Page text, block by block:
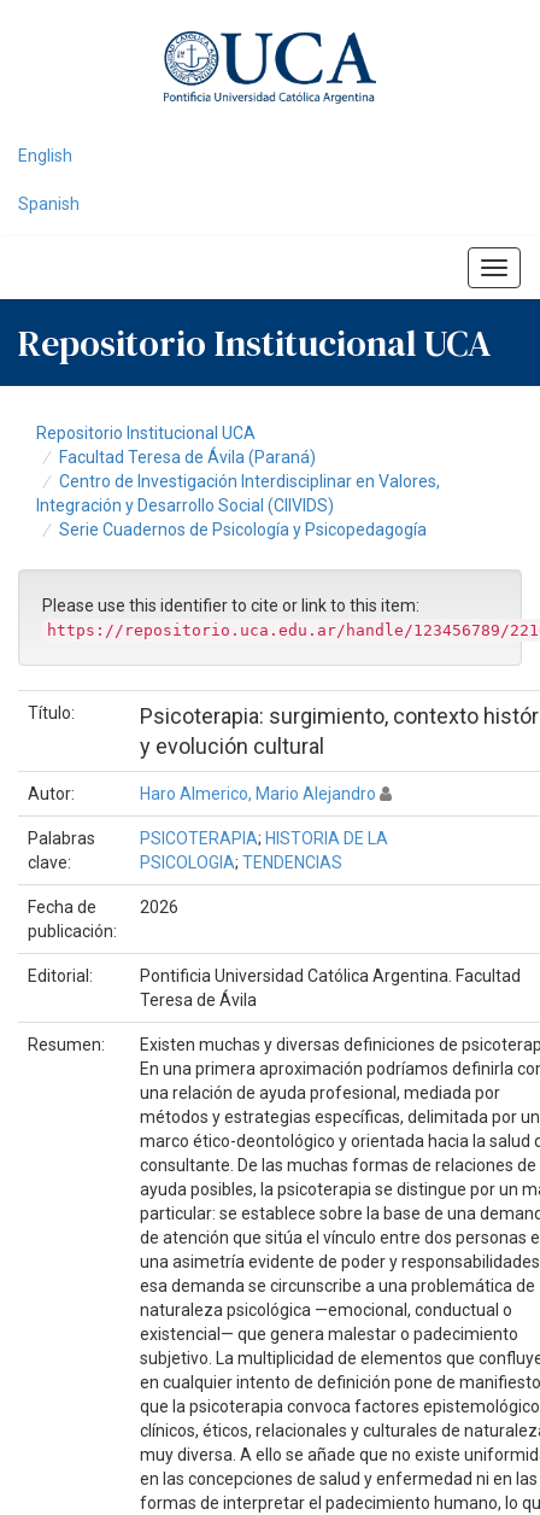
English
Spanish
Repositorio Institucional UCA
Repositorio Institucional UCA
Facultad Teresa de Ávila (Paraná)
Centro de Investigación Interdisciplinar en Valores,
Integración y Desarrollo Social (CIIVIDS)
Serie Cuadernos de Psicología y Psicopedagogía
Please use this identifier to cite or link to this item:
https://repositorio.uca.edu.ar/handle/123456789/
Título:
Psicoterapia: surgimiento, contexto
y evolución cultural
Autor: Haro Almerico, Mario Alejandro
Palabras
clave:
PSICOTERAPIA; HISTORIA DE LA
PSICOLOGIA; TENDENCIAS
Fecha de
publicación:
2026
Editorial:
Pontificia Universidad Católica Argentina. Facultad
Teresa de Ávila
Resumen:
Existen muchas y diversas definiciones de
En una primera aproximación podríamos definirla
una relación de ayuda profesional, mediada por
métodos y estrategias específicas, delimitada por un
marco ético-deontológico y orientada hacia la salud
consultante. De las muchas formas de relaciones de
ayuda posibles, la psicoterapia se distingue por un
particular: se establece sobre la base de una
de atención que sitúa el vínculo entre dos personas
una asimetría evidente de poder y
esa demanda se circunscribe a una problemática de
naturaleza psicológica —emocional, conductual o
existencial— que genera malestar o padecimiento
subjetivo. La multiplicidad de elementos que
en cualquier intento de definición pone de manifiesto
que la psicoterapia convoca factores
clínicos, éticos, relacionales y culturales de
muy diversa. A ello se añade que no existe
en las concepciones de salud y enfermedad ni en las
formas de interpretar el padecimiento humano, lo